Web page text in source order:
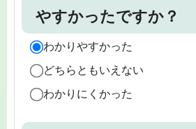
やすかったですか？
わかりやすかった
どちらともいえない
わかりにくかった